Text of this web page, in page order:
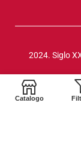
2024. Siglo
Catalogo